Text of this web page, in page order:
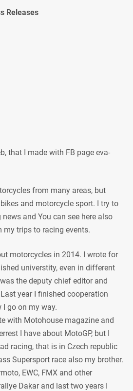
Releases
that I made with FB page eva-
from many areas, but
and motorcycle sport. I try to
and You can see here also
my trips to racing events.
motorcycles in 2014. I wrote for
universtity, even in different
the deputy chief editor and
year I finished cooperation
go on my way.
with Motohouse magazine and
I have about MotoGP, but I
racing, that is in Czech republic
Supersport race also my brother.
EWC, FMX and other
Dakar and last two years I